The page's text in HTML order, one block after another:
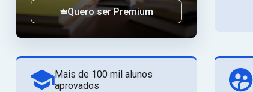
Quero ser Premium
Mais de 100 mil alunos
aprovados